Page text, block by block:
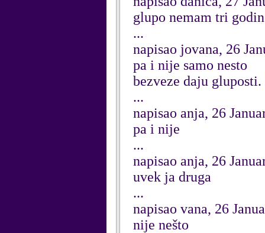
glupo nemam tri
...
napisao jovana, 26
pa i nije samo nesto
bezveze daju gluposti.
...
napisao anja, 26
pa i nije
...
napisao anja, 26
uvek ja druga
...
napisao vana, 26
nije nešto